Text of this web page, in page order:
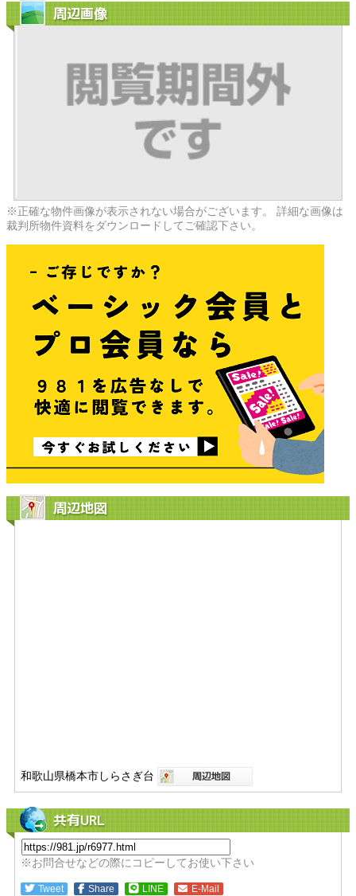
周辺画像
※正確な物件画像が表示されない場合がございます。 詳細な画像は
裁判所物件資料をダウンロードしてご確認下さい。
周辺地図
和歌山県橋本市しらさぎ台
共有URL
※お問合せなどの際にコピーしてお使い下さい
Tweet Share LINE E-Mail